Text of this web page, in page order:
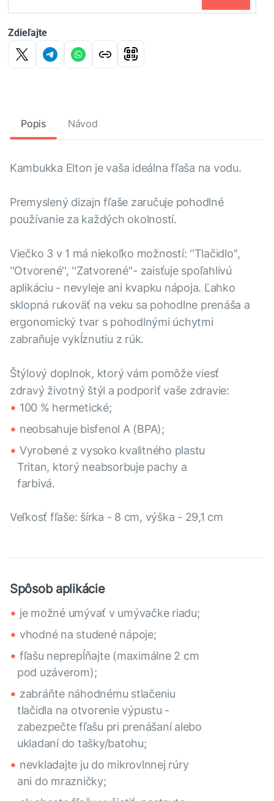
Zdieľajte
Popis Návod
Kambukka Elton je vaša ideálna fľaša na vodu.
Premyslený dizajn fľaše zaručuje pohodlné
používanie za každých okolností.
Viečko 3 v 1 má niekoľko možností: ''Tlačidlo'',
''Otvorené'', ''Zatvorené''- zaisťuje spoľahlivú
aplikáciu - nevyleje ani kvapku nápoja. Ľahko
sklopná rukoväť na veku sa pohodlne prenáša a
ergonomický tvar s pohodlnými úchytmi
zabraňuje vykĺznutiu z rúk.
Štýlový doplnok, ktorý vám pomôže viesť
zdravý životný štýl a podporiť vaše zdravie:
100 % hermetické;
neobsahuje bisfenol A (BPA);
Vyrobené z vysoko kvalitného plastu
Tritan, ktorý neabsorbuje pachy a
farbivá.
Veľkosť fľaše: šírka - 8 cm, výška - 29,1 cm
Spôsob aplikácie
je možné umývať v umývačke riadu;
vhodné na studené nápoje;
fľašu neprepĺňajte (maximálne 2 cm
pod uzáverom);
zabráňte náhodnému stlačeniu
tlačidla na otvorenie výpustu -
zabezpečte fľašu pri prenášaní alebo
ukladaní do tašky/batohu;
nevkladajte ju do mikrovlnnej rúry
ani do mrazničky;